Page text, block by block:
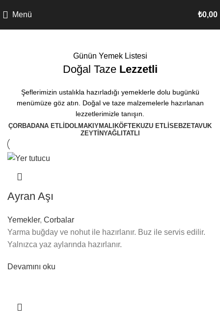
Menü ₺0,00
Günün Yemek Listesi
Doğal Taze Lezzetli
Şeflerimizin ustalıkla hazırladığı yemeklerle dolu bugünkü
menümüze göz atın. Doğal ve taze malzemelerle hazırlanan
lezzetlerimizle tanışın.
ÇORBADANA ETLI DOLMAKIYMALI KÖFTEKUZU ETLI SEBZETAVUK
ZEYTINYAĞLI TATLI
Ayran Aşı
Yemekler, Corbalar
Yarma buğday ve nohut ile hazırlanır. Buz ile servis edilir.
Yalnızca yaz aylarında hazırlanır.
Devamını oku